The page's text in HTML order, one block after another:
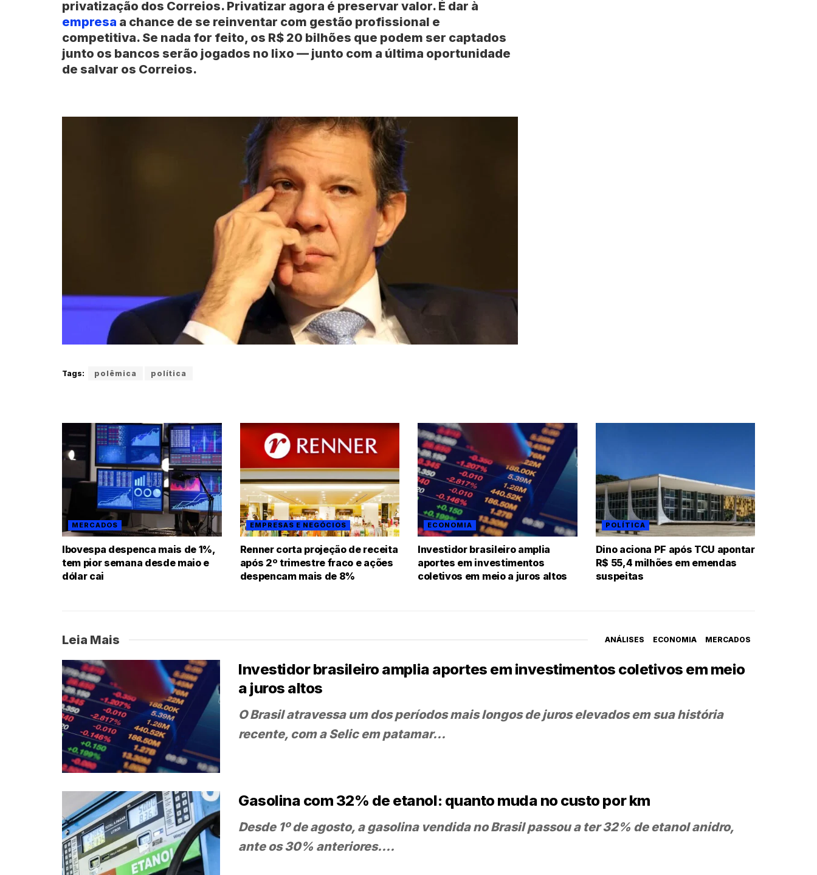
privatização dos Correios. Privatizar agora é preservar valor. É dar à
empresa a chance de se reinventar com gestão profissional e
competitiva. Se nada for feito, os R$ 20 bilhões que podem ser captados
junto os bancos serão jogados no lixo — junto com a última oportunidade
de salvar os Correios.
Tags: polêmica política
MERCADOS
Ibovespa despenca mais de 1%,
tem pior semana desde maio e
dólar cai
EMPRESAS E NEGÓCIOS
Renner corta projeção de receita
após 2º trimestre fraco e ações
despencam mais de 8%
ECONOMIA
Investidor brasileiro amplia
aportes em investimentos
coletivos em meio a juros altos
POLÍTICA
Dino aciona PF após TCU apontar
R$ 55,4 milhões em emendas
suspeitas
Leia Mais ANÁLISES ECONOMIA MERCADOS
Investidor brasileiro amplia aportes em investimentos coletivos em meio
a juros altos
O Brasil atravessa um dos períodos mais longos de juros elevados em sua história
recente, com a Selic em patamar...
Gasolina com 32% de etanol: quanto muda no custo por km
Desde 1º de agosto, a gasolina vendida no Brasil passou a ter 32% de etanol anidro,
ante os 30% anteriores....